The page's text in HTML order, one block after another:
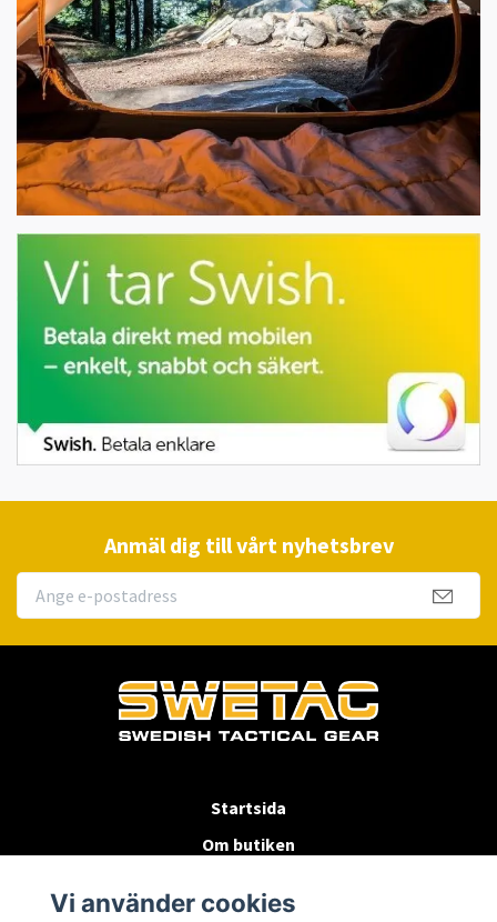
Anmäl dig till vårt nyhetsbrev
Startsida
Om butiken
Byten & Returer
Vi använder cookies